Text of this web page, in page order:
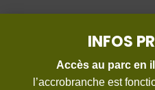
INFOS
Accès au parc en
l’accrobranche est